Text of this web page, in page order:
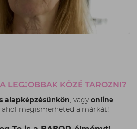
LEGJOBBAK KÖZÉ TAROZNI?
alapképzésünkön, vagy online
ahol megismerheted a márkát!